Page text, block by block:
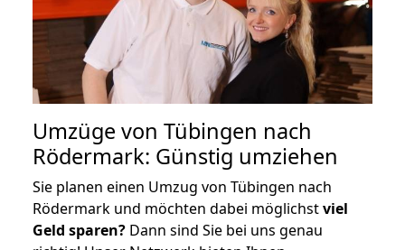
Umzüge von Tübingen nach
Rödermark: Günstig umziehen
Sie planen einen Umzug von Tübingen nach
Rödermark und möchten dabei möglichstviel
Geld sparen? Dann sind Sie bei uns genau